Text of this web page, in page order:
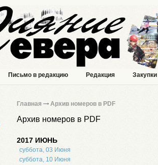
Письмо в редакцию Редакция Закупки
Главная Архив номеров в PDF
Архив номеров в PDF
2017 ИЮНЬ
суббота, 03 Июня
суббота, 10 Июня